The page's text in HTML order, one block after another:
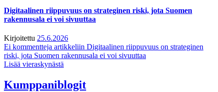
Digitaalinen riippuvuus on strateginen riski, jota Suomen
rakennusala ei voi sivuuttaa
Kirjoitettu 25.6.2026
Ei kommentteja artikkeliin Digitaalinen riippuvuus on strateginen
riski, jota Suomen rakennusala ei voi sivuuttaa
Lisää vieraskynästä
Kumppaniblogit